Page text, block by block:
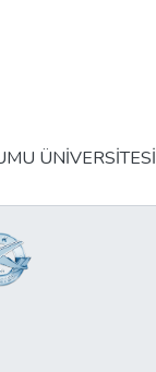
ÜNİVERSİTESİ